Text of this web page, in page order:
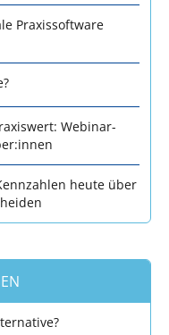
Praxissoftware
Webinar-
heute über